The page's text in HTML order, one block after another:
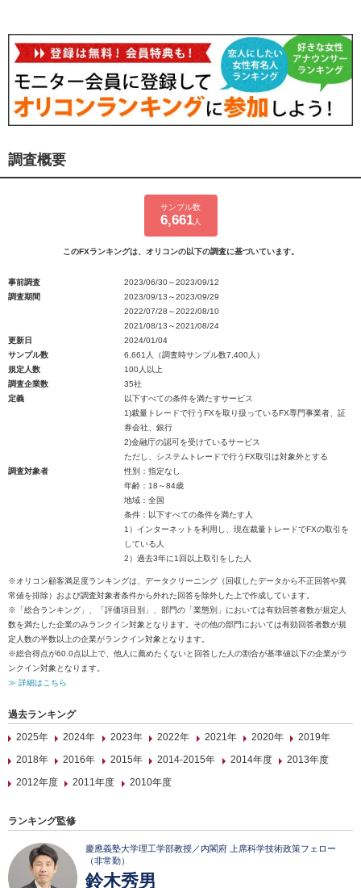
調査概要
サンプル数
6,661人
このFXランキングは、オリコンの以下の調査に基づいています。
事前調査
2023/06/30～2023/09/12
調査期間
2023/09/13～2023/09/29
2022/07/28～2022/08/10
2021/08/13～2021/08/24
更新日
2024/01/04
サンプル数
6,661人（調査時サンプル数7,400人）
規定人数
100人以上
調査企業数
35社
定義
以下すべての条件を満たすサービス
1)裁量トレードで行うFXを取り扱っているFX専門事業者、証
券会社、銀行
2)金融庁の認可を受けているサービス
ただし、システムトレードで行うFX取引は対象外とする
調査対象者
性別：指定なし
年齢：18～84歳
地域：全国
条件：以下すべての条件を満たす人
1）インターネットを利用し、現在裁量トレードでFXの取引を
している人
2）過去3年に1回以上取引をした人
※オリコン顧客満足度ランキングは、データクリーニング（回収したデータから不正回答や異
常値を排除）および調査対象者条件から外れた回答を除外した上で作成しています。
※「総合ランキング」、「評価項目別」、部門の「業態別」においては有効回答者数が規定人
数を満たした企業のみランクイン対象となります。その他の部門においては有効回答者数が規
定人数の半数以上の企業がランクイン対象となります。
※総合得点が60.0点以上で、他人に薦めたくないと回答した人の割合が基準値以下の企業がラ
ンクイン対象となります。
≫ 詳細はこちら
過去ランキング
2025年
2024年 2023年 2022年 2021年 2020年
2019年
2018年
2016年 2015年 2014-2015年 2014年度
2013年度
2012年度
2011年度 2010年度
ランキング監修
慶應義塾大学理工学部教授／内閣府 上席科学技術政策フェロー
（非常勤）
鈴木秀男